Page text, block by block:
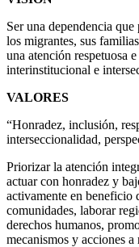
Ser una dependencia
los migrantes, sus
una atención respetuosa
interinstitucional e
VALORES
“Honradez, inclusión,
interseccionalidad,
Priorizar la atención
actuar con honradez y
activamente en beneficio
comunidades, laborar
derechos humanos,
mecanismos y acciones a